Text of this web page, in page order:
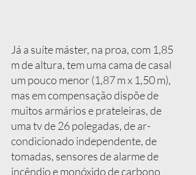
Já a suíte máster, na proa, com 1,85
m de altura, tem uma cama de casal
um pouco menor (1,87 m x 1,50 m),
mas em compensação dispõe de
muitos armários e prateleiras, de
uma tv de 26 polegadas, de ar-
condicionado independente, de
tomadas, sensores de alarme de
incêndio e monóxido de carbono